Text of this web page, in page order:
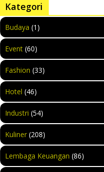
Kategori
Budaya (1)
Event(60)
Fashion (33)
Hotel (46)
Industri (54)
Kuliner(208)
Lembaga Keuangan (86)